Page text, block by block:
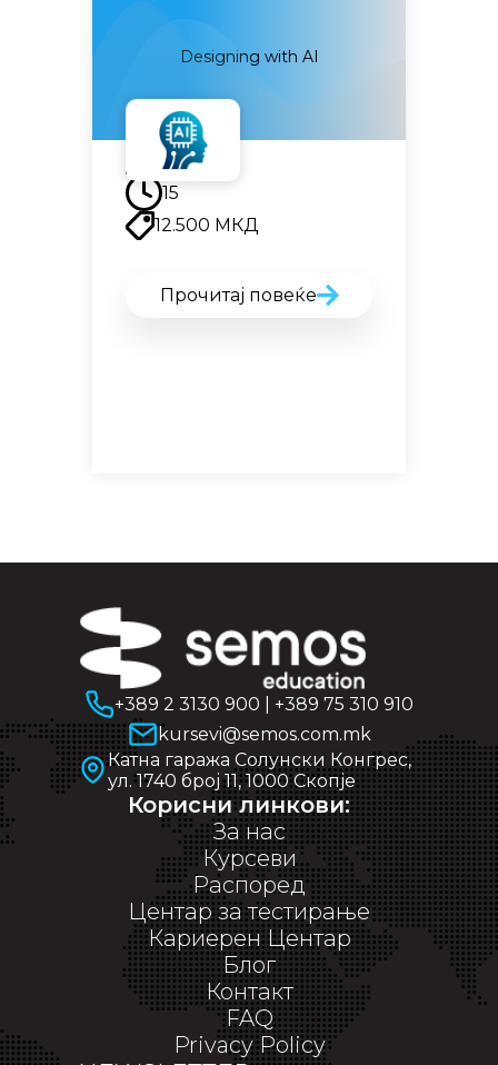
Designing with AI
Наскоро
15
12.500 МКД
Прочитај повеќе
+389 2 3130 900
+389 75 310 910
kursevi@semos.com.mk
Катна гаража Солунски Конгрес,
ул. 1740 број 11, 1000 Скопје
Корисни линкови:
За нас
Курсеви
Распоред
Центар за тестирање
Кариерен Центар
Блог
Контакт
FAQ
Privacy Policy